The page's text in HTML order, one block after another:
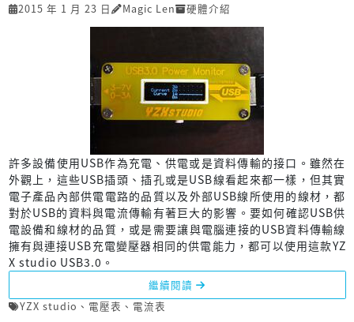
2015 年 1 月 23 日 Magic Len 硬體介紹
許多設備使用USB作為充電、供電或是資料傳輸的接口。雖然在
外觀上，這些USB插頭、插孔或是USB線看起來都一樣，但其實
電子產品內部供電電路的品質以及外部USB線所使用的線材，都
對於USB的資料與電流傳輸有著巨大的影響。要如何確認USB供
電設備和線材的品質，或是需要讓與電腦連接的USB資料傳輸線
擁有與連接USB充電變壓器相同的供電能力，都可以使用這款YZ
X studio USB3.0。
繼續閱讀
YZX studio 、 電壓表 、 電流表